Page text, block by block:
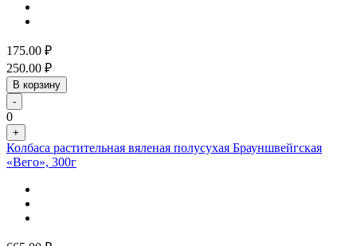
175.00 ₽
250.00 ₽
В корзину
-
0
+
Колбаса растительная вяленая полусухая Брауншвейгская
«Вего», 300г